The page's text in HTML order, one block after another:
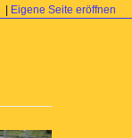
Eigene Seite eröffnen